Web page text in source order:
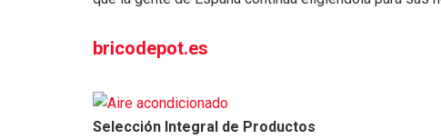
bricodepot.es
Selección Integral de Productos